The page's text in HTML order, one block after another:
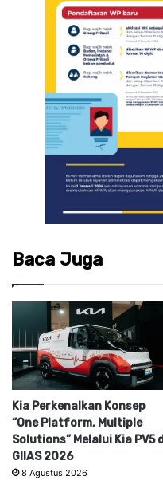
Baca Juga
Kia Perkenalkan Konsep
“One Platform, Multiple
Solutions” Melalui Kia PV5
GIIAS 2026
8 Agustus 2026